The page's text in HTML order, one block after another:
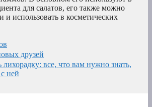
для салатов, его также можно
и использовать в косметических
друзей
все, что вам нужно знать,
ней